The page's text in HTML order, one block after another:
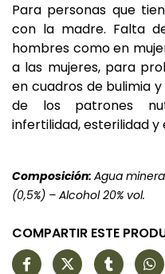
Para personas que
con la madre. Falta
hombres como en
a las mujeres, para
en cuadros de bulimia
de los patrones
infertilidad, esterilidad y
Composición: Agua
(0,5%) – Alcohol 20% vol.
COMPARTIR ESTE